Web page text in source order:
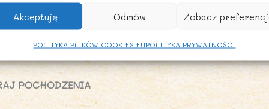
Akceptuję Odmów Zobacz
POLITYKA PLIKÓW COOKIES EUPOLITYKA PRYWATNOŚCI
13,90g
<0,01 g
POCHODZENIA